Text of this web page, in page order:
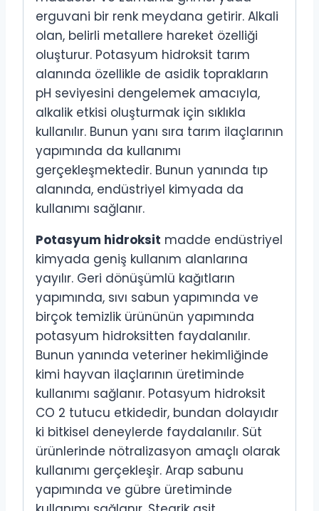
erguvani bir renk meydana getirir. Alkali
olan, belirli metallere hareket özelliği
oluşturur. Potasyum hidroksit tarım
alanında özellikle de asidik toprakların
pH seviyesini dengelemek amacıyla,
alkalik etkisi oluşturmak için sıklıkla
kullanılır. Bunun yanı sıra tarım ilaçlarının
yapımında da kullanımı
gerçekleşmektedir. Bunun yanında tıp
alanında, endüstriyel kimyada da
kullanımı sağlanır.
Potasyum hidroksit madde endüstriyel
kimyada geniş kullanım alanlarına
yayılır. Geri dönüşümlü kağıtların
yapımında, sıvı sabun yapımında ve
birçok temizlik ürününün yapımında
potasyum hidroksitten faydalanılır.
Bunun yanında veteriner hekimliğinde
kimi hayvan ilaçlarının üretiminde
kullanımı sağlanır. Potasyum hidroksit
CO 2 tutucu etkidedir, bundan dolayıdır
ki bitkisel deneylerde faydalanılır. Süt
ürünlerinde nötralizasyon amaçlı olarak
kullanımı gerçekleşir. Arap sabunu
yapımında ve gübre üretiminde